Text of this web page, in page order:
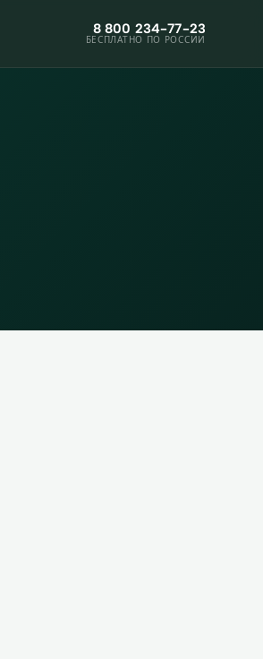
8 800 234-77-23
БЕСПЛАТНО ПО РОССИИ